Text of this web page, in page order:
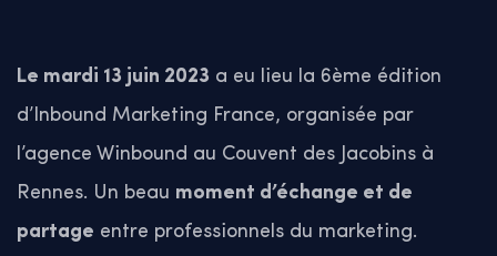
Le mardi 13 juin 2023 a eu lieu la 6ème édition
d’Inbound Marketing France, organisée par
l’agence Winbound au Couvent des Jacobins à
Rennes. Un beau moment d’échange et de
partage entre professionnels du marketing.